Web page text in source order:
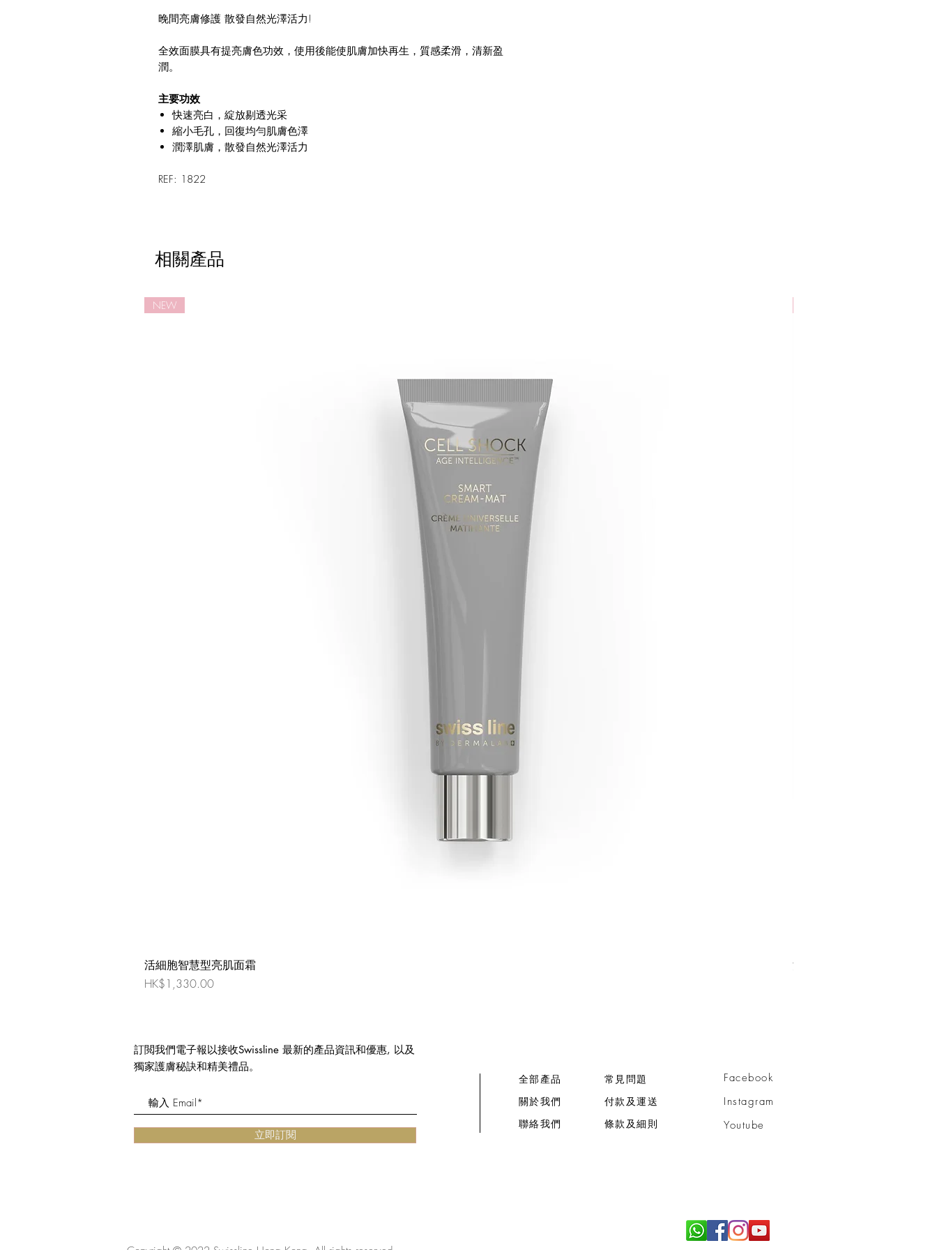
晚間亮膚修護 散發自然光澤活力!
全效面膜具有提亮膚色功效，使用後能使肌膚加快再生，質感柔滑，清新盈
潤。
主要功效
快速亮白，綻放剔透光采
縮小毛孔，回復均勻肌膚色澤
潤澤肌膚，散發自然光澤活力
REF: 1822
相關產品
NEW
活細胞智慧型亮肌面霜
價格
HK$1,330.00
活細胞智慧型™亮肌潔面乳
訂閲我們電子報以接收Swissline 最新的產品資訊和優惠, 以及
獨家護膚秘訣和精美禮品。
立即訂閱
全部產品
關於我們
​聯絡我們​
常見問題
付款及運送
條款及細則
Facebook
Instagram
Youtube